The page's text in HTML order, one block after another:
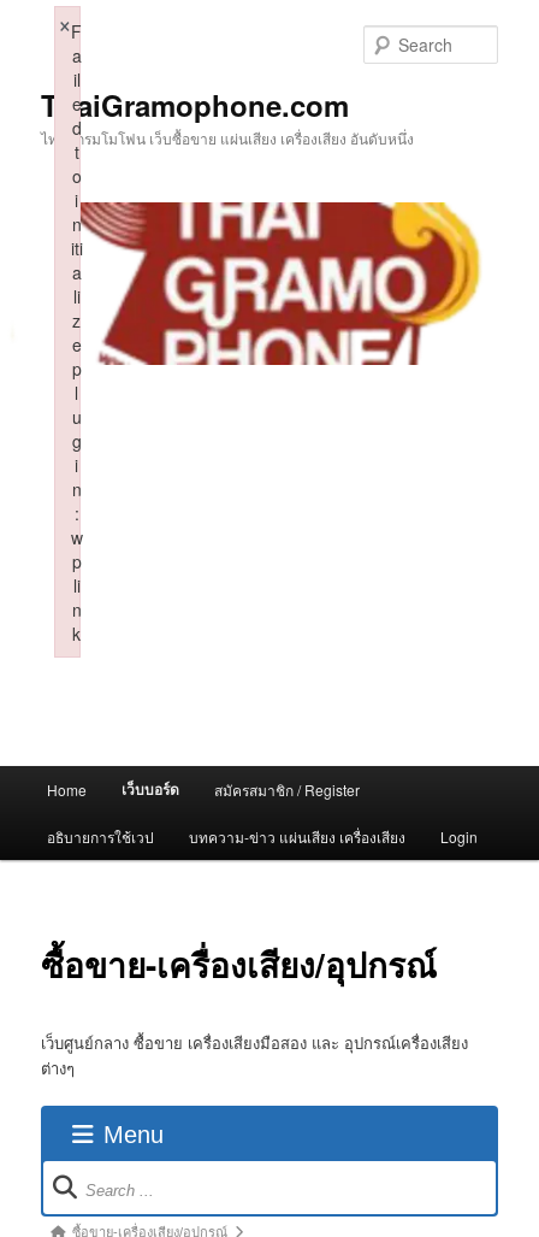
ThaiGramophone.com
ไทยแกรมโมโฟน เว็บซื้อขาย แผ่นเสียง เครื่องเสียง อันดับหนึ่ง
Home เว็บบอร์ด สมัครสมาชิก / Register
อธิบายการใช้เวป บทความ-ข่าว แผ่นเสียง เครื่องเสียง Login
ซื้อขาย-เครื่องเสียง/อุปกรณ์
เว็บศูนย์กลาง ซื้อขาย เครื่องเสียงมือสอง และ อุปกรณ์เครื่องเสียง
ต่างๆ
Menu
Forum
Navigation
Forumซื้อขาย-เครื่องเสียง/อุปกรณ์
F
a
il
e
d
t
o
i
n
iti
a
li
z
e
p
l
u
g
i
n
:
w
p
li
n
k
×
Failed to initialize plugin: wplink